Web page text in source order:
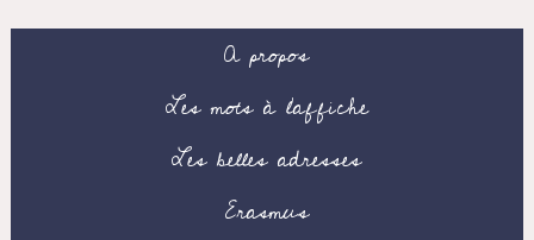
A propos
Les mots à l’affiche
Les belles adresses
Erasmus